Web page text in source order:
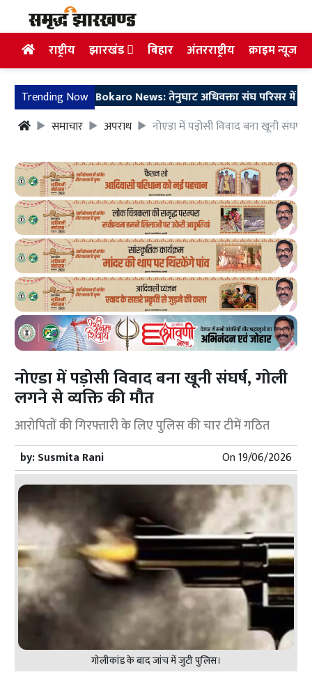
राष्ट्रीय झारखंड बिहार अंतरराष्ट्रीय क्राइम न्यूज
Trending NowBokaro News: तेनुघाट अधिवक्ता संघ परिसर में गुरु
समाचार
अपराध नोएडा में पड़ोसी विवाद बना खूनी
नोएडा में पड़ोसी विवाद बना खूनी संघर्ष, गोली
लगने से व्यक्ति की मौत
आरोपितों की गिरफ्तारी के लिए पुलिस की चार टीमें गठित
by:Susmita Rani On19/06/2026
गोलीकांड के बाद जांच में जुटी पुलिस।